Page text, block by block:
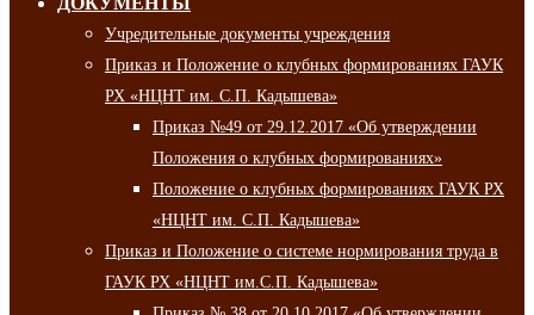
Учредительные документы учреждения
Приказ и Положение о клубных формированиях ГАУК
РХ «НЦНТ им. С.П. Кадышева»
Приказ №49 от 29.12.2017 «Об утверждении
Положения о клубных формированиях»
Положение о клубных формированиях ГАУК РХ
«НЦНТ им. С.П. Кадышева»
Приказ и Положение о системе нормирования труда в
ГАУК РХ «НЦНТ им.С.П. Кадышева»